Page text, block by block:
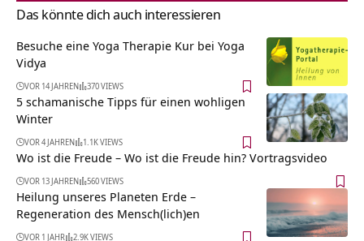
Das könnte dich auch interessieren
Besuche eine Yoga Therapie Kur bei Yoga
Vidya
VOR 14 JAHREN 370 VIEWS
5 schamanische Tipps für einen wohligen
Winter
VOR 4 JAHREN 1.1K VIEWS
Wo ist die Freude – Wo ist die Freude hin? Vortragsvideo
VOR 13 JAHREN 560 VIEWS
Heilung unseres Planeten Erde –
Regeneration des Mensch(lich)en
VOR 1 JAHR 2.9K VIEWS